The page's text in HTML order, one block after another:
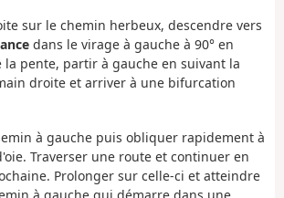
sur le chemin herbeux, descendre vers
dans le virage à gauche à 90° en
la pente, partir à gauche en suivant la
droite et arriver à une bifurcation
à gauche puis obliquer rapidement à
Traverser une route et continuer en
Prolonger sur celle-ci et atteindre